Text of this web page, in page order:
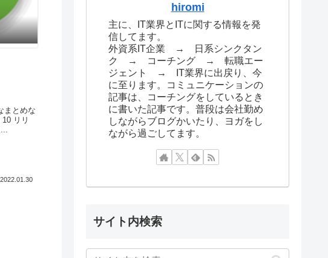
まとめな
リリ
2022.01.30
hiromi
主に、IT業界とITに関する情報を発
信してます。
外資系IT企業 → 日系シンクタン
ク → コーチング → 転職エー
ジェント → IT業界に出戻り、今
に至ります。コミュニケーションの
記事は、コーチングをしているとき
に書いた記事です。普段は会社勤め
しながらブログかいたり、ヨガをし
ながら過ごしてます。
サイト内検索